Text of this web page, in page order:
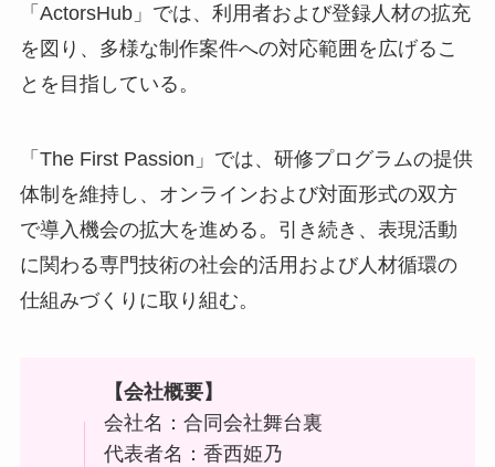
「ActorsHub」では、利用者および登録人材の拡充
を図り、多様な制作案件への対応範囲を広げるこ
とを目指している。
「The First Passion」では、研修プログラムの提供
体制を維持し、オンラインおよび対面形式の双方
で導入機会の拡大を進める。引き続き、表現活動
に関わる専門技術の社会的活用および人材循環の
仕組みづくりに取り組む。
【会社概要】
会社名：合同会社舞台裏
代表者名：香西姫乃